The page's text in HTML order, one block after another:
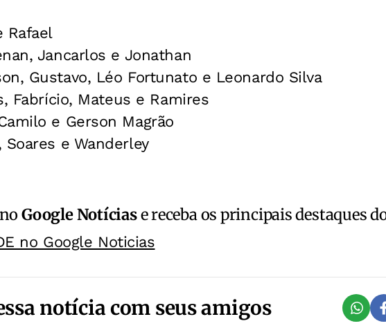
Rafael
Jancarlos e Jonathan
Gustavo, Léo Fortunato e Leonardo Silva
Fabrício, Mateus e Ramires
e Gerson Magrão
e Wanderley
noGoogle Notíciase receba os principais destaques
no Google Noticias
notícia com seus amigos